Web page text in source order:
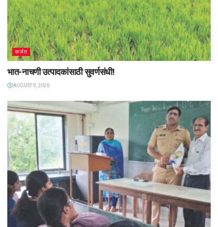
कर्जत
भात-नाचणी उत्पादकांसाठी सुवर्णसंधी!
AUGUST 9, 2026